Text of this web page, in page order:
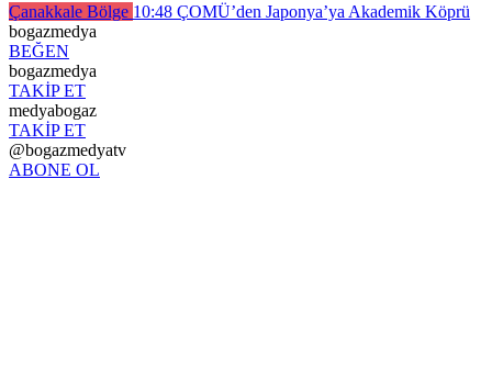
Çanakkale Bölge 10:48 ÇOMÜ’den Japonya’ya Akademik Köprü
bogazmedya
BEĞEN
bogazmedya
TAKİP ET
medyabogaz
TAKİP ET
@bogazmedyatv
ABONE OL